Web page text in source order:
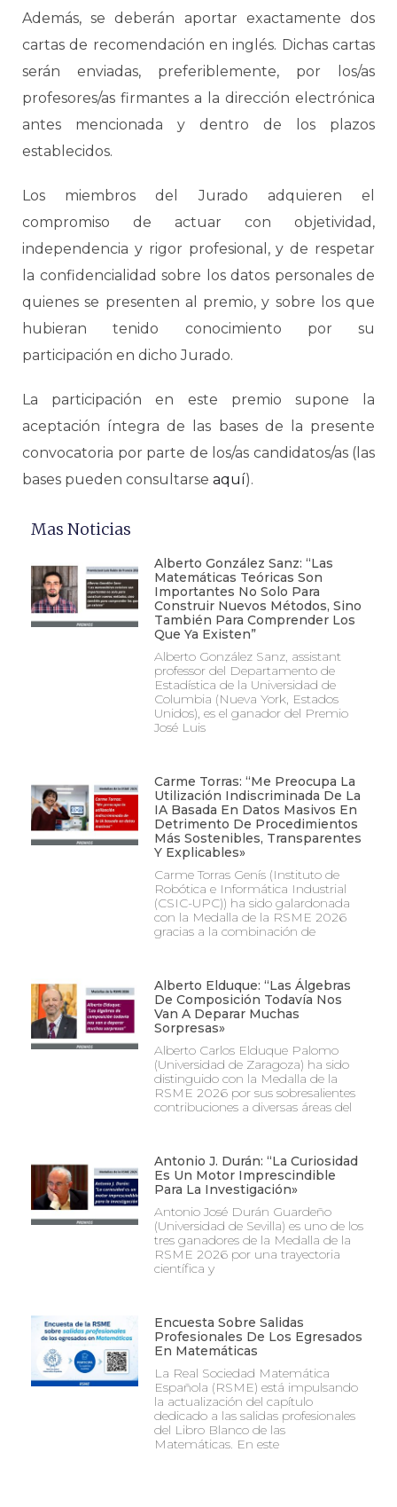
Además, se deberán aportar exactamente dos
cartas de recomendación en inglés. Dichas cartas
serán enviadas, preferiblemente, por los/as
profesores/as firmantes a la dirección electrónica
antes mencionada y dentro de los plazos
establecidos.
Los miembros del Jurado adquieren el
compromiso de actuar con objetividad,
independencia y rigor profesional, y de respetar
la confidencialidad sobre los datos personales de
quienes se presenten al premio, y sobre los que
hubieran tenido conocimiento por su
participación en dicho Jurado.
La participación en este premio supone la
aceptación íntegra de las bases de la presente
convocatoria por parte de los/as candidatos/as (las
bases pueden consultarse aquí).
Mas Noticias
Alberto González Sanz: “Las
Matemáticas Teóricas Son
Importantes No Solo Para
Construir Nuevos Métodos, Sino
También Para Comprender Los
Que Ya Existen”
Alberto González Sanz, assistant
professor del Departamento de
Estadística de la Universidad de
Columbia (Nueva York, Estados
Unidos), es el ganador del Premio
José Luis
Carme Torras: “Me Preocupa La
Utilización Indiscriminada De La
IA Basada En Datos Masivos En
Detrimento De Procedimientos
Más Sostenibles, Transparentes
Y Explicables»
Carme Torras Genís (Instituto de
Robótica e Informática Industrial
(CSIC-UPC)) ha sido galardonada
con la Medalla de la RSME 2026
gracias a la combinación de
Alberto Elduque: “Las Álgebras
De Composición Todavía Nos
Van A Deparar Muchas
Sorpresas»
Alberto Carlos Elduque Palomo
(Universidad de Zaragoza) ha sido
distinguido con la Medalla de la
RSME 2026 por sus sobresalientes
contribuciones a diversas áreas del
Antonio J. Durán: “La Curiosidad
Es Un Motor Imprescindible
Para La Investigación»
Antonio José Durán Guardeño
(Universidad de Sevilla) es uno de los
tres ganadores de la Medalla de la
RSME 2026 por una trayectoria
científica y
Encuesta Sobre Salidas
Profesionales De Los Egresados
En Matemáticas
La Real Sociedad Matemática
Española (RSME) está impulsando
la actualización del capítulo
dedicado a las salidas profesionales
del Libro Blanco de las
Matemáticas. En este